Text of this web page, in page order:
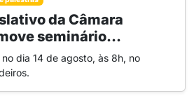
da Câmara
seminário...
dia 14 de agosto, às 8h, no